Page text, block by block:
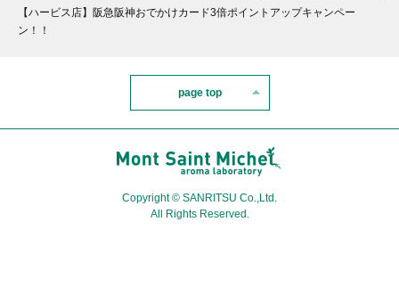
【ハービス店】阪急阪神おでかけカード3倍ポイントアップキャンペー
ン！！
page top
Copyright © SANRITSU Co.,Ltd.
All Rights Reserved.